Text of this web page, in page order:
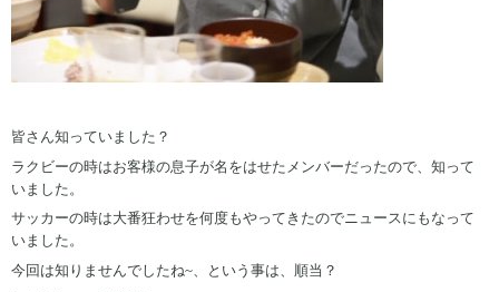
皆さん知っていました？
ラクビーの時はお客様の息子が名をはせたメンバーだったので、知って
いました。
サッカーの時は大番狂わせを何度もやってきたのでニュースにもなって
いました。
今回は知りませんでしたね~、という事は、順当？